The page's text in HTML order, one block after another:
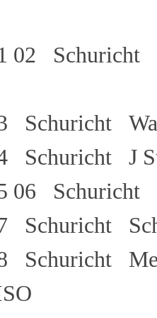
02 Schuricht
Schuricht
Schuricht J
06
Schuricht
Schuricht